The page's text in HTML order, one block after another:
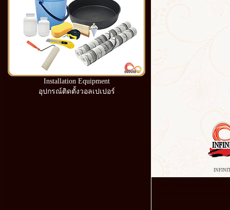
Installation Equipment
อุปกรณ์ติดตั้งวอลเปเปอร์